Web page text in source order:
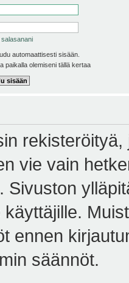
automaattisesti sisään.
paikalla olemiseni tällä kertaa
vie vain
Sivuston
ennen
säännöt.